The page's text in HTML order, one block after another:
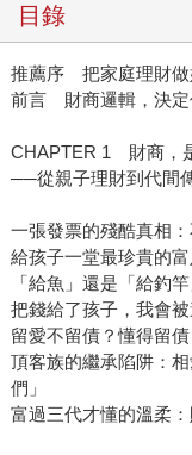
目錄
推薦序 把家庭理財
前言 財商邏輯，決定
CHAPTER 1 財商，
──從親子理財到代間
一張發票的殘酷真相
給孩子一堂最珍貴的
「給魚」還是「給釣
把錢給了孩子，我會
留愛不留債？懂得留
頂客族的繼承陷阱：
們」
富過三代才懂的溫柔